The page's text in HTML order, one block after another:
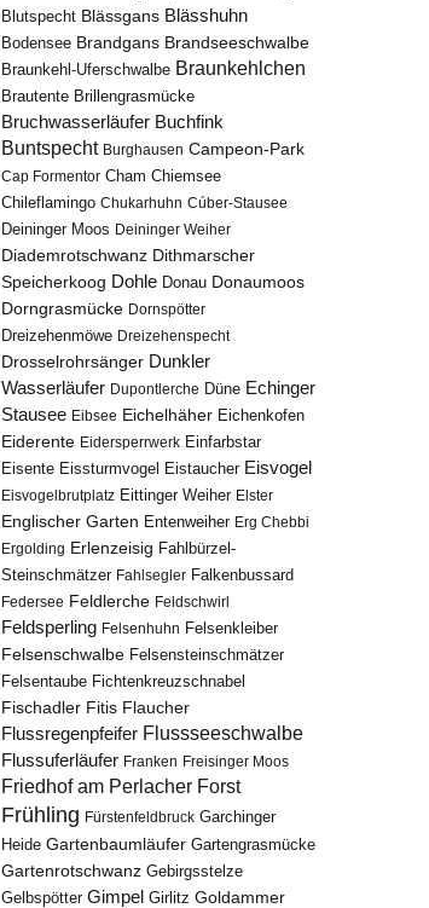
Blutspecht Blässgans Blässhuhn
Bodensee Brandgans Brandseeschwalbe
Braunkehl-Uferschwalbe Braunkehlchen
Brautente Brillengrasmücke
Bruchwasserläufer Buchfink
Buntspecht Burghausen Campeon-Park
Cap Formentor Cham Chiemsee
Chileflamingo Chukarhuhn Cúber-Stausee
Deininger Moos Deininger Weiher
Diademrotschwanz Dithmarscher
Speicherkoog Dohle Donau Donaumoos
Dorngrasmücke Dornspötter
Dreizehenmöwe Dreizehenspecht
Drosselrohrsänger Dunkler
Wasserläufer Dupontlerche Düne Echinger
Stausee Eibsee Eichelhäher Eichenkofen
Eiderente Eidersperrwerk Einfarbstar
Eisente Eissturmvogel Eistaucher Eisvogel
Eisvogelbrutplatz Eittinger Weiher Elster
Englischer Garten Entenweiher Erg Chebbi
Ergolding Erlenzeisig Fahlbürzel-
Steinschmätzer Fahlsegler Falkenbussard
Federsee Feldlerche Feldschwirl
Feldsperling Felsenhuhn Felsenkleiber
Felsenschwalbe Felsensteinschmätzer
Felsentaube Fichtenkreuzschnabel
Fischadler Fitis Flaucher
Flussregenpfeifer Flussseeschwalbe
Flussuferläufer Franken Freisinger Moos
Friedhof am Perlacher Forst
Frühling Fürstenfeldbruck Garchinger
Heide Gartenbaumläufer Gartengrasmücke
Gartenrotschwanz Gebirgsstelze
Gelbspötter Gimpel Girlitz Goldammer